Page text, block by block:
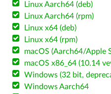
Linux Aarch64 (deb)
Linux Aarch64 (rpm)
Linux x64 (deb)
Linux x64 (rpm)
macOS (Aarch64/Apple
macOS x86_64 (10.14
Windows (32 bit,
Windows Aarch64